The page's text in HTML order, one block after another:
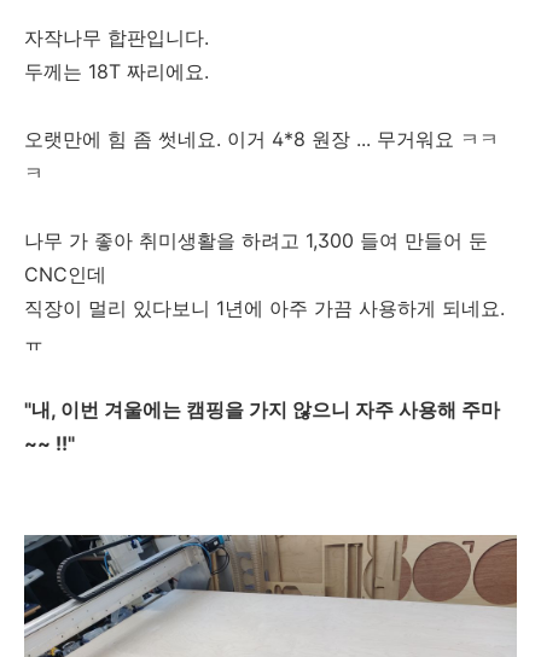
자작나무 합판입니다.
두께는 18T 짜리에요.
오랫만에 힘 좀 썻네요. 이거 4*8 원장 ... 무거워요 ㅋㅋ
ㅋ
나무 가 좋아 취미생활을 하려고 1,300 들여 만들어 둔
CNC인데
직장이 멀리 있다보니 1년에 아주 가끔 사용하게 되네요.
ㅠ
"내, 이번 겨울에는 캠핑을 가지 않으니 자주 사용해 주마
~~ !!"